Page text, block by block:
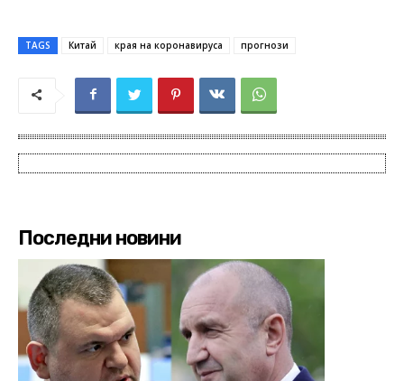
TAGS Китай края на коронавируса прогнози
Последни новини